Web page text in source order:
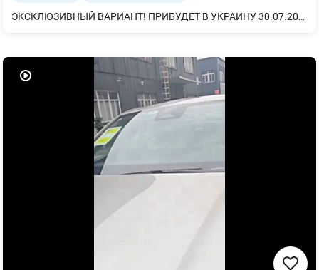
ЭКСКЛЮЗИВНЫЙ ВАРИАНТ! ПРИБУДЕТ В УКРАИНУ 30.07.2026! ЦЕНА УКАЗАНА С РАЗМИТОЙ И НДС! 2025 GEELY GALAXY M9 ГИБРИД в комплектации 4WD Navigator. НОВОЕ АВТО ПОСЛЕ ТЕСТ-ДРАЙВОВ У ДИЛЕРА с пробегом всего 11.000 км. Просторный кроссовер с емкостью батареи 41,5 кВт/ч обеспечивает максимальный запас хода в режиме гибрида более 1300 км по циклу CLTC, а на собственной батарее около 215 км. Мощность электродвигателя 870 л.с. (640 кВт), что позволяет достичь максимальной скорости 210 км/ч. В комплектации автомобиля все необходимое для комфортного и безопасного передвижения: Опционально : - 21 колеса - Двухкамерная пневмоподвеска - Адаптивная Matrix / LED оптика А также: - 1.5L литровый двигатель - полный привод - 6 мест - LED-адаптивная оптика - массаж обоих рядов сидений - память сидений - аудиосистема с 27 динамиками - автомобильный холодильник - кожаный салон - 3-зонный климат-контроль, - мультимедийная система с сенсорным экраном - камера кругового движения - передние и задние парктроники - электропривод сидений - датчик света и дождя - адаптивный круиз-контроль - кожаный салон - большой экран мультимедиа - ассистент парковки - ABS, ESP, MKB - RKA (Умная система контроля давления в шинах) - Lane Assist (система удержания в полосе) - Front Assist (предотвращение лобовых столкновений). Предоставляем возможность купить в кредит и лизинг. Автомобиль продает автодилер УкрАвтоІмпорт. Широкий выбор автомобилей в наличии и на заказ, под любой запрос и бюджет. Большой выбор цветов и моделей. У нас своя логистика, свой брокер и экспедитор, которые обеспечат полное сопровождение автомобиля на всех этапах транспортировки. Компания УкрАвтоІмпорт предоставляет весь комплекс услуг: консультации по покупке на всех этапах, выбор автомобиля, кредитование и страхование автомобиля. Звоните, мы дадим ответы на все ваши вопросы!